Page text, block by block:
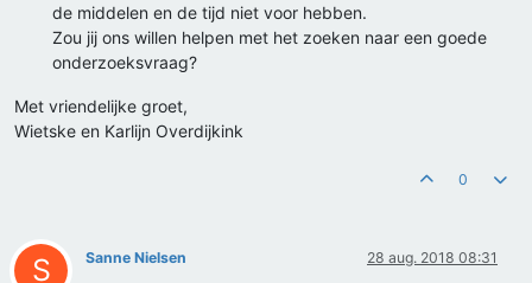
de middelen en de tijd niet voor hebben.
Zou jij ons willen helpen met het zoeken naar een goede
onderzoeksvraag?
Met vriendelijke groet,
Wietske en Karlijn Overdijkink
0
S Sanne Nielsen 28 aug. 2018 08:31